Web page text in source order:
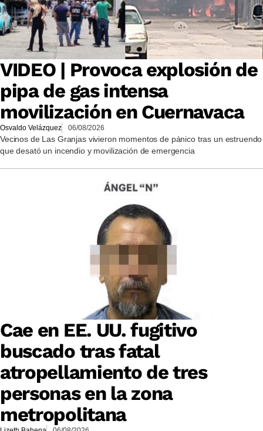
VIDEO | Provoca explosión de
pipa de gas intensa
movilización en Cuernavaca
Osvaldo Velázquez 06/08/2026
Vecinos de Las Granjas vivieron momentos de pánico tras un estruendo
que desató un incendio y movilización de emergencia
Cae en EE. UU. fugitivo
buscado tras fatal
atropellamiento de tres
personas en la zona
metropolitana